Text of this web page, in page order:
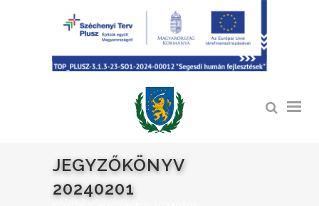
JEGYZŐKÖNYV
20240201